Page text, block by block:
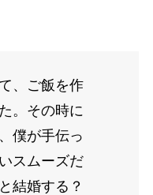
、ご飯を作
。その時に
僕が手伝っ
スムーズだ
結婚する？